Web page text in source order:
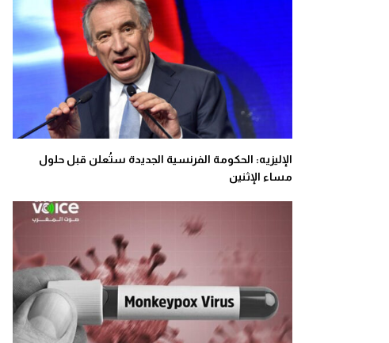
الإليزيه: الحكومة الفرنسية الجديدة ستُعلن قبل حلول
مساء الإثنين